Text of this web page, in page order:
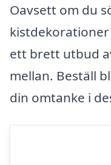
Oavsett om du
ett brett utbud
mellan. Beställ
din omtanke i